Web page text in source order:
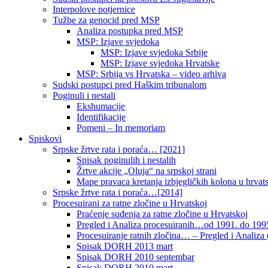
Interpolove potjernice
Tužbe za genocid pred MSP
Analiza postupka pred MSP
MSP: Izjave svjedoka
MSP: Izjave svjedoka Srbije
MSP: Izjave svjedoka Hrvatske
MSP: Srbija vs Hrvatska – video arhiva
Sudski postupci pred Haškim tribunalom
Poginuli i nestali
Ekshumacije
Identifikacije
Pomeni – In memoriam
Spiskovi
Srpske žrtve rata i poraća… [2021]
Spisak poginulih i nestalih
Žrtve akcije „Oluja“ na srpskoj strani
Mape pravaca kretanja izbjegličkih kolona u
Srpske žrtve rata i poraća…[2014]
Procesuirani za ratne zločine u Hrvatskoj
Praćenje suđenja za ratne zločine u Hrvatskoj
Pregled i Analiza procesuiranih…od 1991. do
Procesuiranje ratnih zločina… – Pregled i Analiza
Spisak DORH 2013 mart
Spisak DORH 2010 septembar